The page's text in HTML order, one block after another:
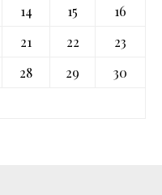
14 15
16
21 22
23
28 29
30